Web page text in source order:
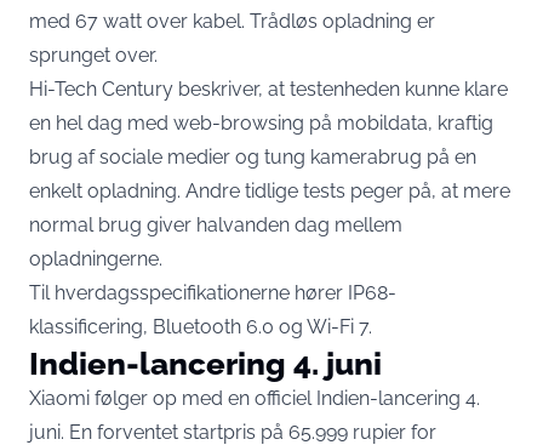
med 67 watt over kabel. Trådløs opladning er
sprunget over.
Hi-Tech Century beskriver, at testenheden kunne klare
en hel dag med web-browsing på mobildata, kraftig
brug af sociale medier og tung kamerabrug på en
enkelt opladning. Andre tidlige tests peger på, at mere
normal brug giver halvanden dag mellem
opladningerne.
Til hverdagsspecifikationerne hører IP68-
klassificering, Bluetooth 6.0 og Wi-Fi 7.
Indien-lancering 4. juni
Xiaomi følger op med en officiel Indien-lancering 4.
juni. En forventet startpris på 65.999 rupier for